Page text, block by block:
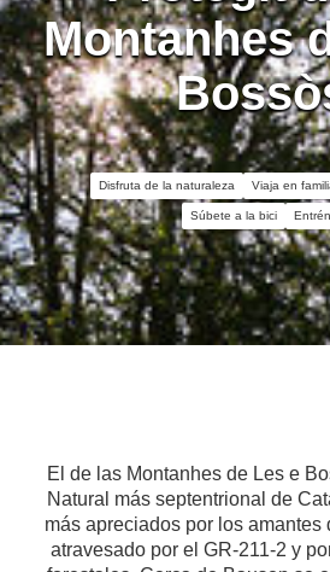
Montanhes
Disfruta de la naturaleza Viaja en
Súbete a la bici
El de las Montanhes de Les e
Natural más septentrional de
más apreciados por los amantes
atravesado por el GR-211-2 y